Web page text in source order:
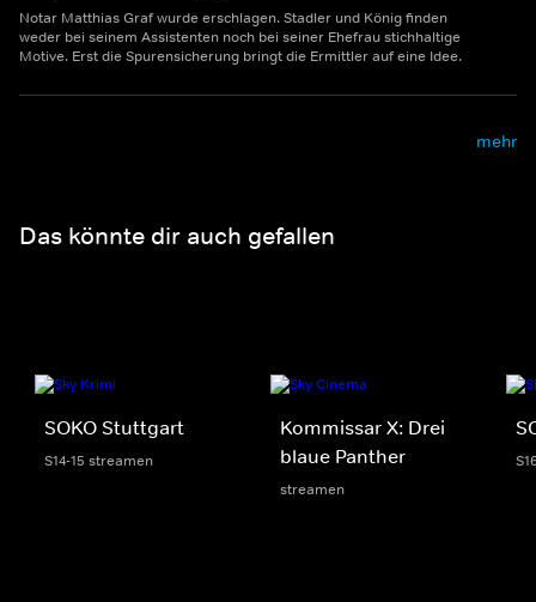
Notar Matthias Graf wurde erschlagen. Stadler und König finden
weder bei seinem Assistenten noch bei seiner Ehefrau stichhaltige
Motive. Erst die Spurensicherung bringt die Ermittler auf eine Idee.
mehr
Das könnte dir auch gefallen
SOKO Stuttgart
S14-15 streamen
Kommissar X: Drei
blaue Panther
streamen